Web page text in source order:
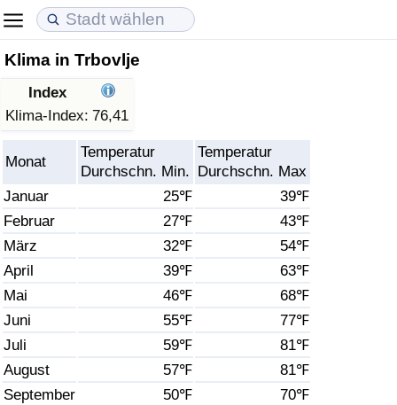
Klima in Trbovlje
Index
Klima-Index: 76,41
Monat
Temperatur
Durchschn. Min.
Temperatur
Durchschn. Max
Januar
25℉
39℉
Februar
27℉
43℉
März
32℉
54℉
April
39℉
63℉
Mai
46℉
68℉
Juni
55℉
77℉
Juli
59℉
81℉
August
57℉
81℉
September
50℉
70℉
Lebenshaltungskosten
Lebenshaltungskosten-Index (aktuell)
Lebenshaltungskosten-Index
Lebenshaltungskosten-Index nach Land
in Akaba
Immobilienpreise
Immobilienpreis-Index (aktuell)
Immobilienpreis-Index
Immobilienpreis-Index nach Land
Lebensqualität
Lebensqualität-Index
Lebensqualität-Index (aktuell)
Lebensqualitätsindex nach Land
Kriminalität
Kriminalitäts-Index (aktuell)
Kriminalitäts-Index
Kriminalitätsindex nach Land